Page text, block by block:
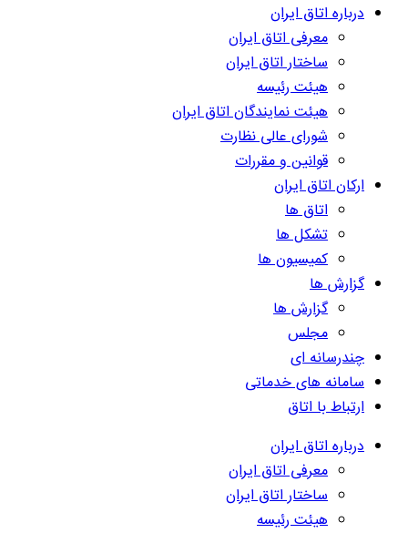
درباره اتاق ایران
معرفی اتاق ایران
ساختار اتاق ایران
هیئت رئیسه
هیئت نمایندگان اتاق ایران
شورای عالی نظارت
قوانین و مقررات
ارکان اتاق ایران
اتاق ها
تشکل ها
کمیسیون ها
گزارش ها
گزارش ها
مجلس
چندرسانه ای
سامانه های خدماتی
ارتباط با اتاق
درباره اتاق ایران
معرفی اتاق ایران
ساختار اتاق ایران
هیئت رئیسه